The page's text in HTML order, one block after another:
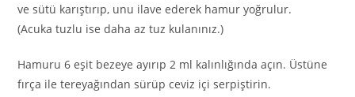
ve sütü karıştırıp, unu ilave ederek hamur yoğrulur.
(Acuka tuzlu ise daha az tuz kulanınız.)
Hamuru 6 eşit bezeye ayırıp 2 ml kalınlığında açın. Üstüne
fırça ile tereyağından sürüp ceviz içi serpiştirin.